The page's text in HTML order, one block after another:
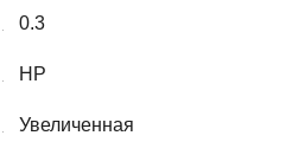
0.3
HP
Увеличенная